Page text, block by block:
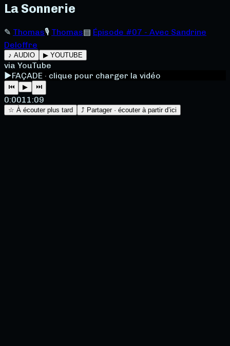
La Sonnerie
✎ Thomas🎙 Thomas▤ Épisode #07 - Avec Sandrine
Deloffre
♪ AUDIO ▶ YOUTUBE
via YouTube
▶FAÇADE · clique pour charger la vidéo
⏮ ▶ ⏭
0:0011:09
☆ À écouter plus tard ⤴ Partager · écouter à partir d’ici